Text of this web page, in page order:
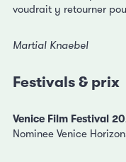
voudrait y retourner
Martial Knaebel
Festivals & prix
Venice Film Festival
Nominee Venice